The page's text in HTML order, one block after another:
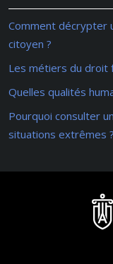
Comment décrypter
citoyen ?
Les métiers du droit
Quelles qualités
Pourquoi consulter
situations extrêmes ?